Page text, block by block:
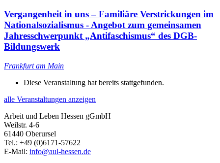
Vergangenheit in uns – Familiäre Verstrickungen im
Nationalsozialismus - Angebot zum gemeinsamen
Jahresschwerpunkt „Antifaschismus“ des DGB-
Bildungswerk
Frankfurt am Main
Diese Veranstaltung hat bereits stattgefunden.
alle Veranstaltungen anzeigen
Arbeit und Leben Hessen gGmbH
Weilstr. 4-6
61440 Oberursel
Tel.: +49 (0)6171-57622
E-Mail: info@aul-hessen.de